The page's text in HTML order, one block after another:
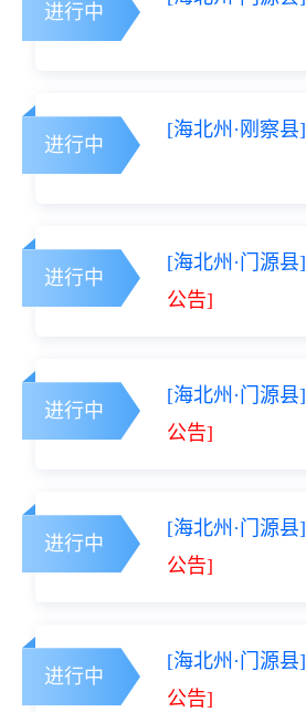
进行中
进行中
[海北州·刚察县]
进行中
[海北州·门源县]
公告]
进行中
[海北州·门源县]
公告]
进行中
[海北州·门源县]
公告]
进行中
[海北州·门源县]
公告]